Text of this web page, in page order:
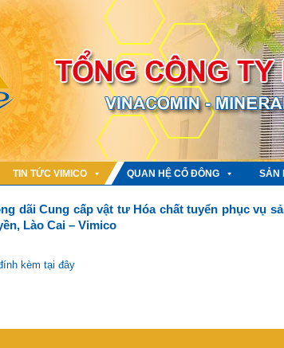
TIN TỨC VIMICO QUAN HỆ CỔ ĐÔNG SẢN
dãi Cung cấp vật tư Hóa chất tuyển phục vụ
Lào Cai – Vimico
kèm tại đây